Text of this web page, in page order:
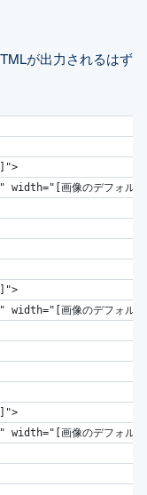
が出力されるはず
画像のデフォル
画像のデフォル
画像のデフォル